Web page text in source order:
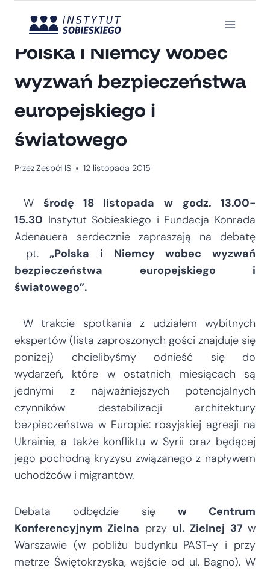
WYDARZENIE
Polska i Niemcy wobec
wyzwań bezpieczeństwa
europejskiego i
światowego
PrzezZespół IS 12 listopada 2015
W środę 18 listopada
w godz. 13.00-
15.30 Instytut Sobieskiego i Fundacja Konrada
Adenauera serdecznie zapraszają na debatę
pt.„Polska i Niemcy wobec wyzwań
bezpieczeństwa europejskiego i
światowego”.
W trakcie spotkania z udziałem wybitnych
ekspertów (lista zaproszonych gości znajduje się
poniżej) chcielibyśmy odnieść się do
wydarzeń, które w ostatnich miesiącach są
jednymi z najważniejszych potencjalnych
czynników destabilizacji architektury
bezpieczeństwa w Europie: rosyjskiej agresji na
Ukrainie, a także konfliktu w Syrii oraz będącej
jego pochodną kryzysu związanego z napływem
uchodźców i migrantów.
Debata odbędzie się w Centrum
Konferencyjnym Zielna przy ul. Zielnej 37w
Warszawie (w pobliżu budynku PAST-y i przy
metrze Świętokrzyska, wejście od ul. Bagno). W